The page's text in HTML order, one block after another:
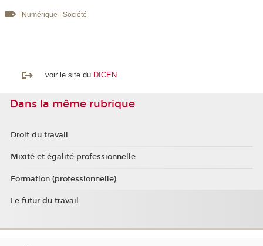
| Numérique | Société
voir le site du DICEN
Dans la même rubrique
Droit du travail
Mixité et égalité professionnelle
Formation (professionnelle)
Le futur du travail